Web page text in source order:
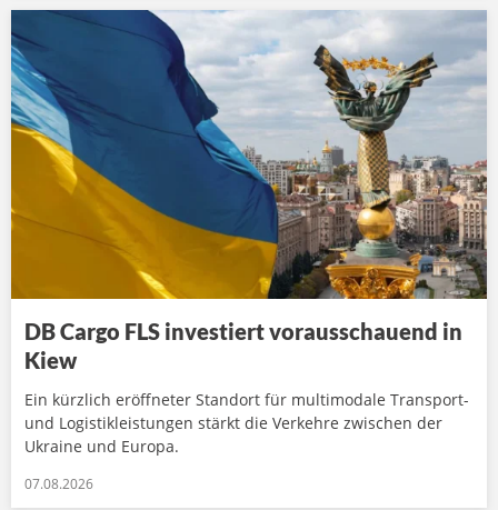
DB Cargo FLS investiert vorausschauend in
Kiew
Ein kürzlich eröffneter Standort für multimodale Transport-
und Logistikleistungen stärkt die Verkehre zwischen der
Ukraine und Europa.
07.08.2026